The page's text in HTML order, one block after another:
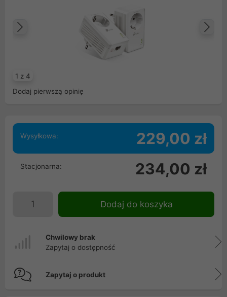
1 z 4
Poprzedni
Dodaj pierwszą opinię
Wysyłkowa: 229,00 zł
Stacjonarna: 234,00 zł
Dodaj do koszyka
Chwilowy brak
Zapytaj o dostępność
Zapytaj o produkt